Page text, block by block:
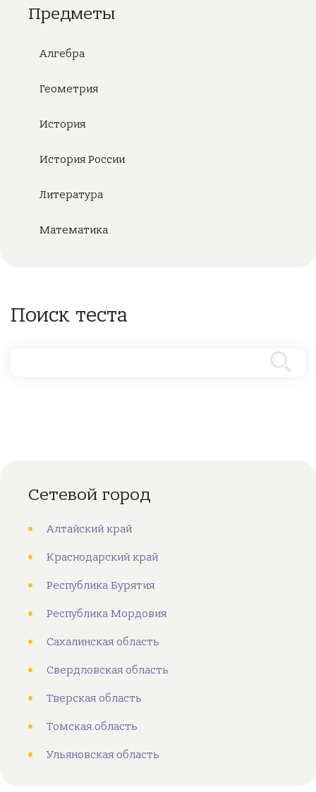
Предметы
Алгебра
Геометрия
История
История России
Литература
Математика
Поиск теста
Сетевой город
Алтайский край
Краснодарский край
Республика Бурятия
Республика Мордовия
Сахалинская область
Свердловская область
Тверская область
Томская область
Ульяновская область